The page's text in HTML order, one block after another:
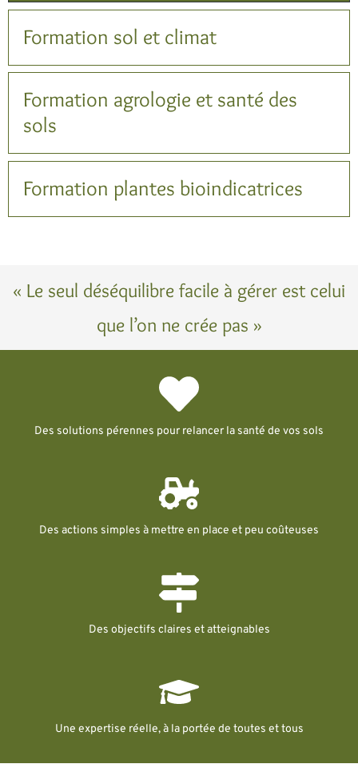
Formation sol et climat
Formation agrologie et santé des
sols
Formation plantes bioindicatrices
« Le seul déséquilibre facile à gérer est celui
que l’on ne crée pas »
Des solutions pérennes pour relancer la santé de vos sols
Des actions simples à mettre en place et peu coûteuses
Des objectifs claires et atteignables
Une expertise réelle, à la portée de toutes et tous